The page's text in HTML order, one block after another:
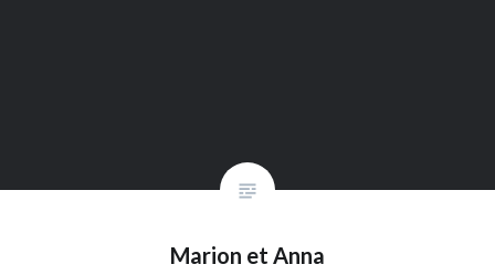
Marion et Anna